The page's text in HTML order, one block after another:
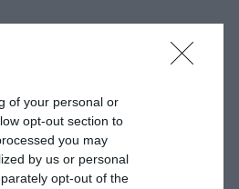
of your personal or
opt-out section to
you may
by us or personal
opt-out of the